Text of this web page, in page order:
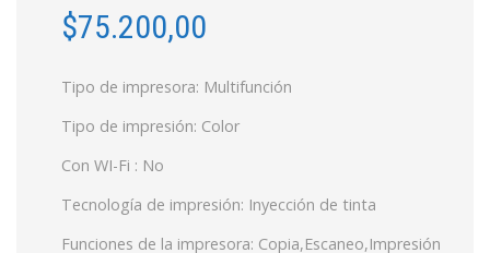
$75.200,00
Tipo de impresora: Multifunción
Tipo de impresión: Color
Con WI-Fi : No
Tecnología de impresión: Inyección de tinta
Funciones de la impresora: Copia,Escaneo,Impresión